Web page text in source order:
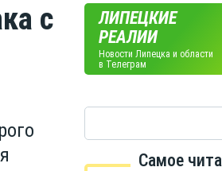
с
ЛИПЕЦКИЕ
РЕАЛИИ
Новости Липецка и области
в Телеграм
ПОГОДА
В ЛИПЕЦКЕ
ГОРОСКОП
НА КАЖДЫЙ
Самое